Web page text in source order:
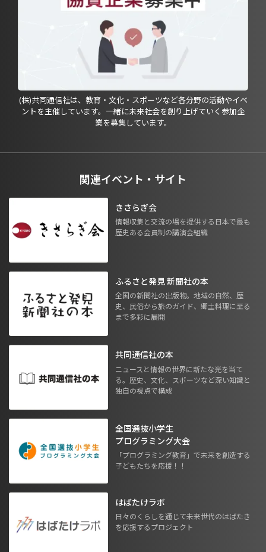
(株)共同通信社は、教育・文化・スポーツなど各分野の活動やイベ
ントを主催しています。一緒に未来社会を創り上げていく参加企
業を募集しています。
関連イベント・サイト
きさらぎ会
情報収集と交流の場を提供する日本で最も
歴史ある会員制の講演会組織
ふるさと発見 新聞社の本
全国の新聞社の出版物。地域の自然、歴
史、民俗から旅のガイド、郷土料理に至る
まで多彩に展開
共同通信社の本
ニュースと情報の世界に新たな光を当て
る。歴史、文化、スポーツなど深い知識と
独自の視点で構成
全国選抜小学生
プログラミング大会
「プログラミング教育」で未来を創造する
子どもたちを応援！！
はばたけラボ
日々のくらしを通じて未来世代のはばたき
を応援するプロジェクト